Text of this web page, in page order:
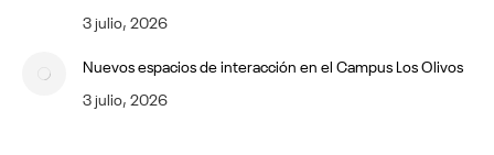
3 julio, 2026
Nuevos espacios de interacción en el Campus Los Olivos
3 julio, 2026